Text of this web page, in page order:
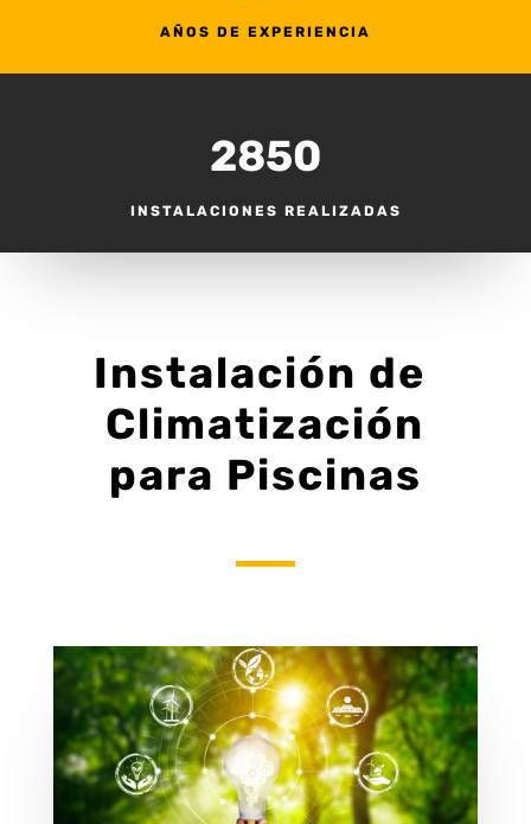
AÑOS DE EXPERIENCIA
2850
INSTALACIONES REALIZADAS
Instalación de
Climatización
para Piscinas